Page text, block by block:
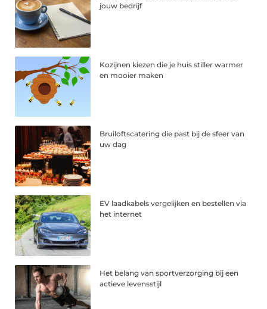
jouw bedrijf
Kozijnen kiezen die je huis stiller warmer
en mooier maken
Bruiloftscatering die past bij de sfeer van
uw dag
EV laadkabels vergelijken en bestellen via
het internet
Het belang van sportverzorging bij een
actieve levensstijl